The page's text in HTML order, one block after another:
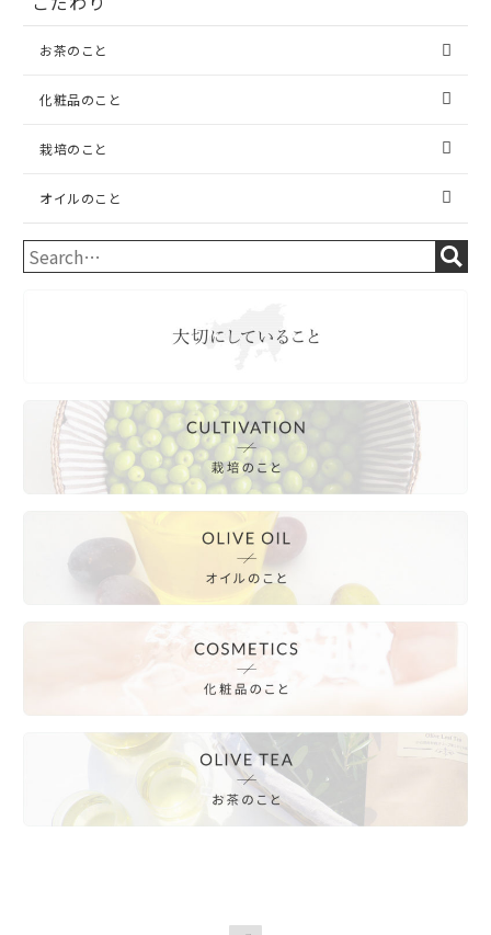
お茶のこと
化粧品のこと
栽培のこと
オイルのこと